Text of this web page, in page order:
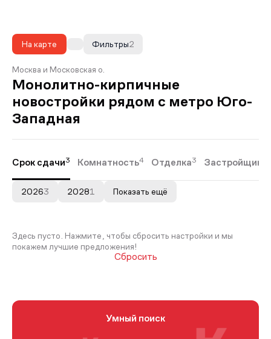
На карте 2
Фильтры
Москва и Московская о.
Монолитно-кирпичные
новостройки рядом с метро Юго-
Западная
Срок сдачи3 Комнатность4 Отделка3 Застройщики
20263 20281 Показать ещё
Здесь пусто. Нажмите, чтобы сбросить настройки и мы
покажем лучшие предложения!
Сбросить
Умный поиск